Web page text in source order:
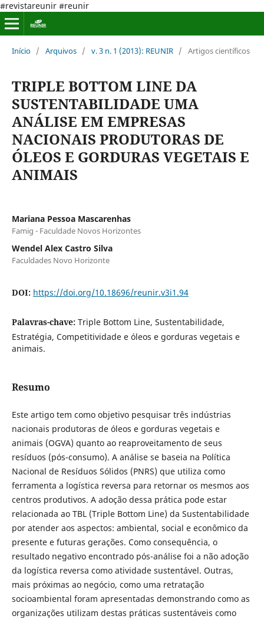
#revistareunir #reunir
Início / Arquivos / v. 3 n. 1 (2013): REUNIR / Artigos científicos
TRIPLE BOTTOM LINE DA
SUSTENTABILIDADE UMA
ANÁLISE EM EMPRESAS
NACIONAIS PRODUTORAS DE
ÓLEOS E GORDURAS VEGETAIS E
ANIMAIS
Mariana Pessoa Mascarenhas
Famig - Faculdade Novos Horizontes
Wendel Alex Castro Silva
Faculdades Novo Horizonte
DOI: https://doi.org/10.18696/reunir.v3i1.94
Palavras-chave: Triple Bottom Line, Sustentabilidade,
Estratégia, Competitividade e óleos e gorduras vegetais e
animais.
Resumo
Este artigo tem como objetivo pesquisar três indústrias
nacionais produtoras de óleos e gorduras vegetais e
animais (OGVA) quanto ao reaproveitamento de seus
resíduos (pós-consumo). A análise se baseia na Política
Nacional de Resíduos Sólidos (PNRS) que utiliza como
ferramenta a logística reversa para retornar os mesmos aos
centros produtivos. A adoção dessa prática pode estar
relacionada ao TBL (Triple Bottom Line) da Sustentabilidade
por atender aos aspectos: ambiental, social e econômico da
presente e futuras gerações. Como consequência, o
resultado negativo encontrado pós-análise foi a não adoção
da logística reversa como atividade sustentável. Outras,
mais próximas ao negócio, como uma retratação
socioambiental foram apresentadas demonstrando como as
organizações utilizam destas práticas sustentáveis como